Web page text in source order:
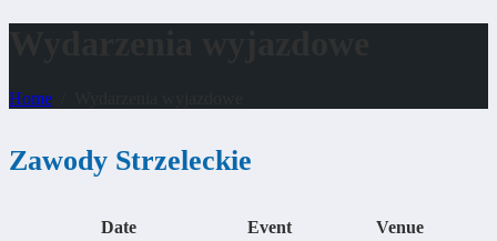
Home
Zawody Strzeleckie
Date Event
Venue